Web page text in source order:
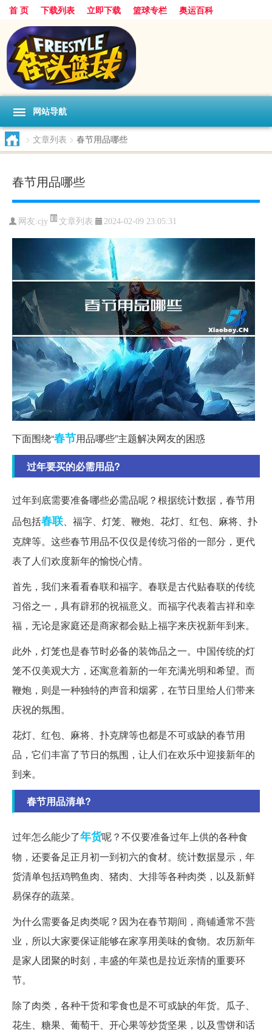
首 页 下载列表 立即下载 篮球专栏 奥运百科
网站导航
> 文章列表 > 春节用品哪些
春节用品哪些
网友:cjy 文章列表 2024-02-09 23:05:31
下面围绕“春节用品哪些”主题解决网友的困惑
过年要买的必需用品?
过年到底需要准备哪些必需品呢？根据统计数据，春节用
品包括春联、福字、灯笼、鞭炮、花灯、红包、麻将、扑
克牌等。这些春节用品不仅仅是传统习俗的一部分，更代
表了人们欢度新年的愉悦心情。
首先，我们来看看春联和福字。春联是古代贴春联的传统
习俗之一，具有辟邪的祝福意义。而福字代表着吉祥和幸
福，无论是家庭还是商家都会贴上福字来庆祝新年到来。
此外，灯笼也是春节时必备的装饰品之一。中国传统的灯
笼不仅美观大方，还寓意着新的一年充满光明和希望。而
鞭炮，则是一种独特的声音和烟雾，在节日里给人们带来
庆祝的氛围。
花灯、红包、麻将、扑克牌等也都是不可或缺的春节用
品，它们丰富了节日的氛围，让人们在欢乐中迎接新年的
到来。
春节用品清单?
过年怎么能少了年货呢？不仅要准备过年上供的各种食
物，还要备足正月初一到初六的食材。统计数据显示，年
货清单包括鸡鸭鱼肉、猪肉、大排等各种肉类，以及新鲜
易保存的蔬菜。
为什么需要备足肉类呢？因为在春节期间，商铺通常不营
业，所以大家要保证能够在家享用美味的食物。农历新年
是家人团聚的时刻，丰盛的年菜也是拉近亲情的重要环
节。
除了肉类，各种干货和零食也是不可或缺的年货。瓜子、
花生、糖果、葡萄干、开心果等炒货坚果，以及雪饼和话